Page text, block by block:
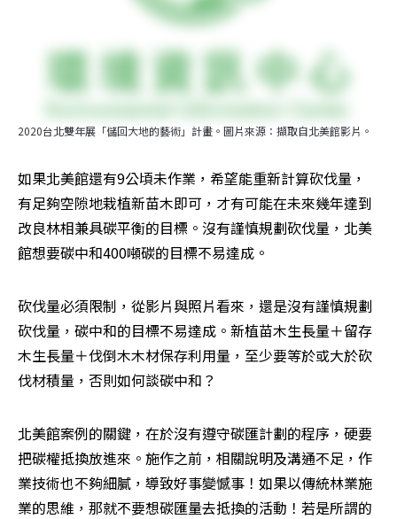
2020台北雙年展「儲回大地的藝術」計畫。圖片來源：擷取自北美館影片。
如果北美館還有9公頃未作業，希望能重新計算砍伐量，
有足夠空隙地栽植新苗木即可，才有可能在未來幾年達到
改良林相兼具碳平衡的目標。沒有謹慎規劃砍伐量，北美
館想要碳中和400噸碳的目標不易達成。
砍伐量必須限制，從影片與照片看來，還是沒有謹慎規劃
砍伐量，碳中和的目標不易達成。新植苗木生長量＋留存
木生長量＋伐倒木木材保存利用量，至少要等於或大於砍
伐材積量，否則如何談碳中和？
北美館案例的關鍵，在於沒有遵守碳匯計劃的程序，硬要
把碳權抵換放進來。施作之前，相關說明及溝通不足，作
業技術也不夠細膩，導致好事變憾事！如果以傳統林業施
業的思維，那就不要想碳匯量去抵換的活動！若是所謂的